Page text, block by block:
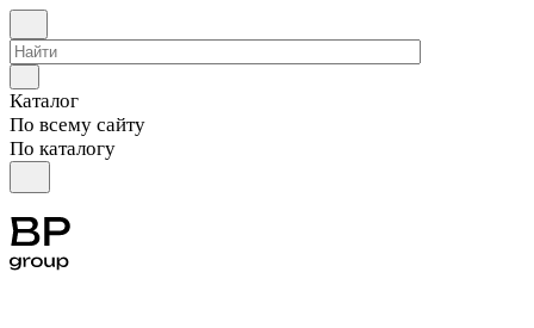
Каталог
По всему сайту
По каталогу